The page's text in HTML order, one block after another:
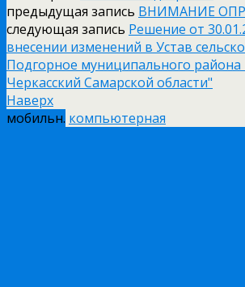
предыдущая запись ВНИМАНИЕ
следующая запись Решение от
внесении изменений в Устав
Подгорное муниципального района
Черкасский Самарской области"
Наверх
мобильн. компьютерная